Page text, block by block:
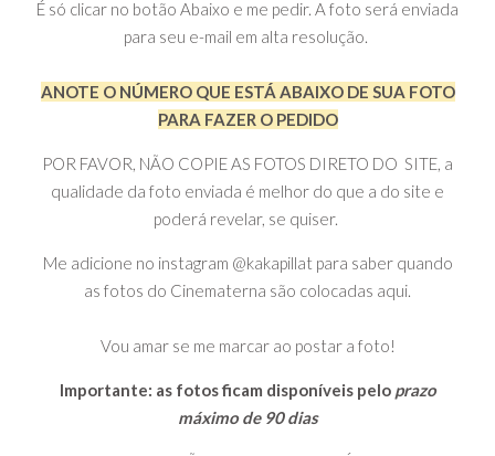
É só clicar no botão Abaixo e me pedir. A foto será enviada
para seu e-mail em alta resolução.
ANOTE O NÚMERO QUE ESTÁ ABAIXO DE SUA FOTO
PARA FAZER O PEDIDO
POR FAVOR, NÃO COPIE AS FOTOS DIRETO DO SITE, a
qualidade da foto enviada é melhor do que a do site e
poderá revelar, se quiser.
Me adicione no instagram @kakapillat para saber quando
as fotos do Cinematerna são colocadas aqui.
Vou amar se me marcar ao postar a foto!
Importante: as fotos ficam disponíveis peloprazo
máximo de 90 dias